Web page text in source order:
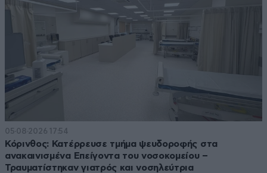
05·08·2026 17:54
Κόρινθος: Κατέρρευσε τμήμα ψευδοροφής στα
ανακαινισμένα Επείγοντα του νοσοκομείου –
Τραυματίστηκαν γιατρός και νοσηλεύτρια